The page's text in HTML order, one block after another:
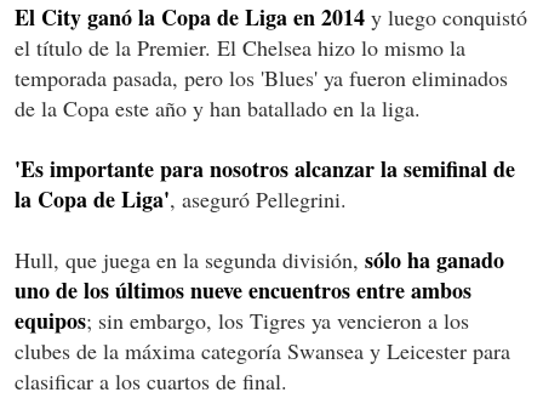
El City ganó la Copa de Liga en 2014 y luego conquistó
el título de la Premier. El Chelsea hizo lo mismo la
temporada pasada, pero los 'Blues' ya fueron eliminados
de la Copa este año y han batallado en la liga.
'Es importante para nosotros alcanzar la semifinal de
la Copa de Liga', aseguró Pellegrini.
Hull, que juega en la segunda división, sólo ha ganado
uno de los últimos nueve encuentros entre ambos
equipos; sin embargo, los Tigres ya vencieron a los
clubes de la máxima categoría Swansea y Leicester para
clasificar a los cuartos de final.